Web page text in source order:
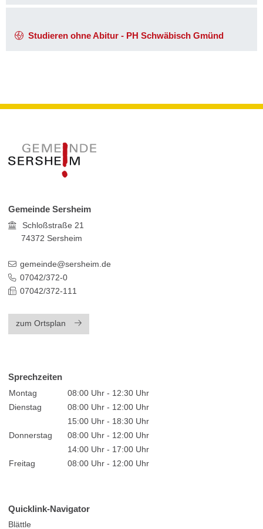
Studieren ohne Abitur - PH Schwäbisch Gmünd
Gemeinde Sersheim
Schloßstraße 21
74372 Sersheim
gemeinde@sersheim.de
07042/372-0
07042/372-111
zum Ortsplan
Sprechzeiten
Montag
08:00 Uhr - 12:30 Uhr
Dienstag
08:00 Uhr - 12:00 Uhr
15:00 Uhr - 18:30 Uhr
Donnerstag
08:00 Uhr - 12:00 Uhr
14:00 Uhr - 17:00 Uhr
Freitag
08:00 Uhr - 12:00 Uhr
Quicklink-Navigator
Blättle